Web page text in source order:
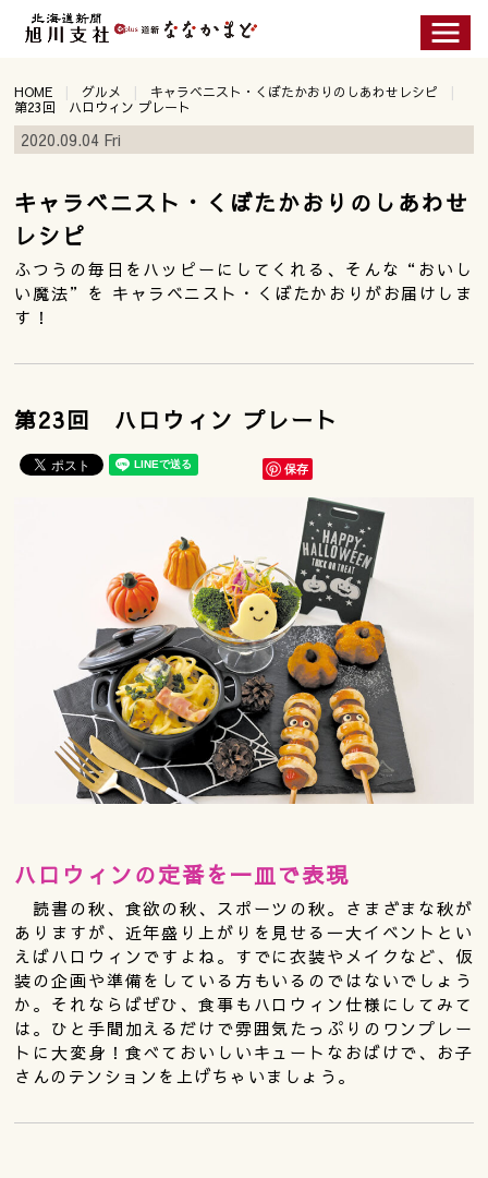
HOME グルメ
キャラベニスト・くぼたかおりのしあわせレシピ
第23回 ハロウィン プレート
2020.09.04 Fri
キャラベニスト・くぼたかおりのしあわせ
レシピ
ふつうの毎日をハッピーにしてくれる、そんな“おいし
い魔法”を キャラベニスト・くぼたかおりがお届けしま
す！
第23回 ハロウィン プレート
保存
ハロウィンの定番を一皿で表現
読書の秋、食欲の秋、スポーツの秋。さまざまな秋が
ありますが、近年盛り上がりを見せる一大イベントとい
えばハロウィンですよね。すでに衣装やメイクなど、仮
装の企画や準備をしている方もいるのではないでしょう
か。それならばぜひ、食事もハロウィン仕様にしてみて
は。ひと手間加えるだけで雰囲気たっぷりのワンプレー
トに大変身！食べておいしいキュートなおばけで、お子
さんのテンションを上げちゃいましょう。